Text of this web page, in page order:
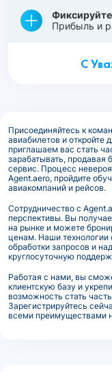
Фиксируйте
Прибыль и
С
Присоединяйтесь к
авиабилетов и откройте
приглашаем вас стать
зарабатывать,
сервис. Процесс
Agent.aero, пройдите
авиакомпаний и рейсов.
Сотрудничество с
перспективы. Вы
на рынке и можете
ценам. Наши
обработки запросов и
круглосуточную
Работая с нами, вы
клиентскую базу и
возможность стать
Зарегистрируйтесь
всеми преимуществами